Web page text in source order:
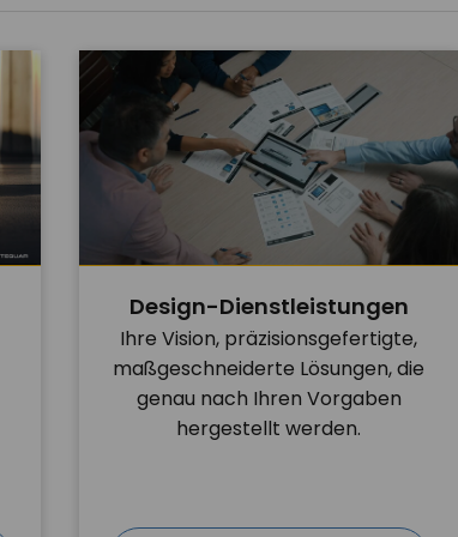
Design-Dienstleistungen
Ihre Vision, präzisionsgefertigte,
maßgeschneiderte Lösungen, die
genau nach Ihren Vorgaben
hergestellt werden.